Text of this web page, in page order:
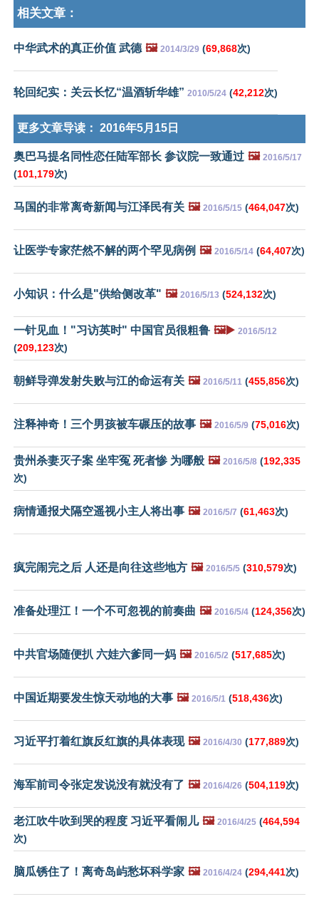
相关文章：
中华武术的真正价值 武德 🖼️ 2014/3/29 (69,868次)
轮回纪实：关云长忆“温酒斩华雄” 2010/5/24 (42,212次)
更多文章导读： 2016年5月15日
奥巴马提名同性恋任陆军部长 参议院一致通过 🖼️ 2016/5/17
(101,179次)
马国的非常离奇新闻与江泽民有关 🖼️ 2016/5/15 (464,047次)
让医学专家茫然不解的两个罕见病例 🖼️ 2016/5/14 (64,407次)
小知识：什么是"供给侧改革" 🖼️ 2016/5/13 (524,132次)
一针见血！"习访英时" 中国官员很粗鲁 🖼️▶️ 2016/5/12
(209,123次)
朝鲜导弹发射失败与江的命运有关 🖼️ 2016/5/11 (455,856次)
注释神奇！三个男孩被车碾压的故事 🖼️ 2016/5/9 (75,016次)
贵州杀妻灭子案 坐牢冤 死者惨 为哪般 🖼️ 2016/5/8 (192,335
次)
病情通报犬隔空遥视小主人将出事 🖼️ 2016/5/7 (61,463次)
疯完闹完之后 人还是向往这些地方 🖼️ 2016/5/5 (310,579次)
准备处理江！一个不可忽视的前奏曲 🖼️ 2016/5/4 (124,356次)
中共官场随便扒 六娃六爹同一妈 🖼️ 2016/5/2 (517,685次)
中国近期要发生惊天动地的大事 🖼️ 2016/5/1 (518,436次)
习近平打着红旗反红旗的具体表现 🖼️ 2016/4/30 (177,889次)
海军前司令张定发说没有就没有了 🖼️ 2016/4/26 (504,119次)
老江吹牛吹到哭的程度 习近平看闹儿 🖼️ 2016/4/25 (464,594
次)
脑瓜锈住了！离奇岛屿愁坏科学家 🖼️ 2016/4/24 (294,441次)